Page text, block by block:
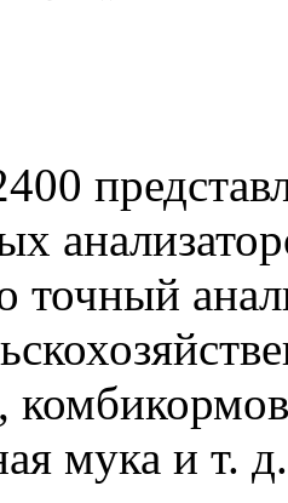
точный
мука и т.